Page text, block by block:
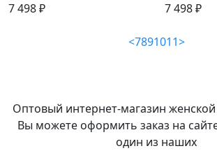
7 498 ₽
7 498 ₽
<7891011>
Оптовый интернет-магазин
Вы можете оформить заказ на
один из наших